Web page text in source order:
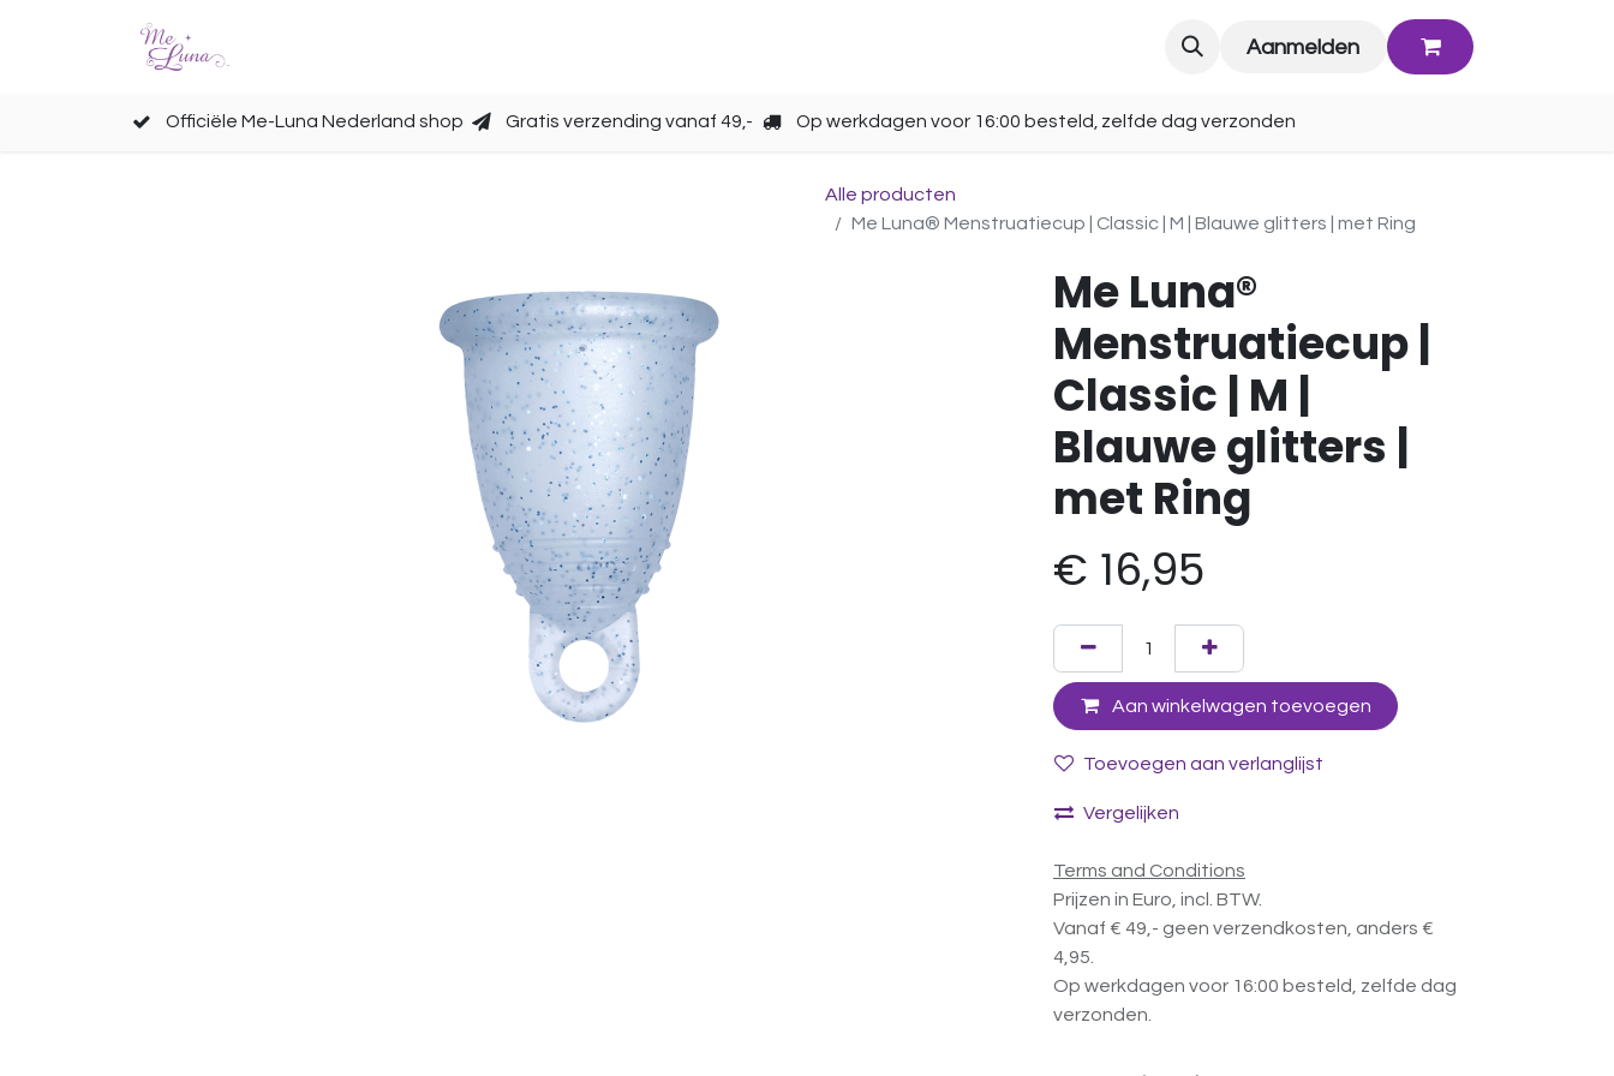
Aanmelden
Officiële Me-Luna Nederland shop Gratis verzending vanaf 49,- Op werkdagen voor 16:00 besteld, zelfde dag verzonden
Alle producten
Me Luna® Menstruatiecup | Classic | M | Blauwe glitters | met Ring
Me Luna®
Menstruatiecup |
Classic | M |
Blauwe glitters |
met Ring
€ 16,95
Aan winkelwagen toevoegen
Toevoegen aan verlanglijst
Vergelijken
Terms and Conditions
Prijzen in Euro, incl. BTW.
Vanaf € 49,- geen verzendkosten, anders €
4,95.
Op werkdagen voor 16:00 besteld, zelfde dag
verzonden.